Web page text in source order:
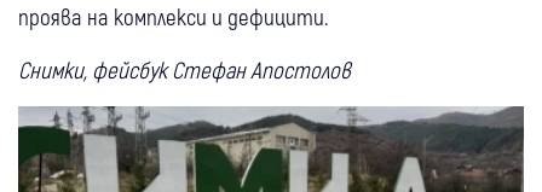
проява на комплекси и дефицити.
Снимки, фейсбук Стефан Апостолов